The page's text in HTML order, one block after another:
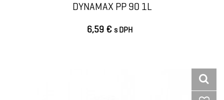
DYNAMAX PP 90 1L
6,59 € s DPH